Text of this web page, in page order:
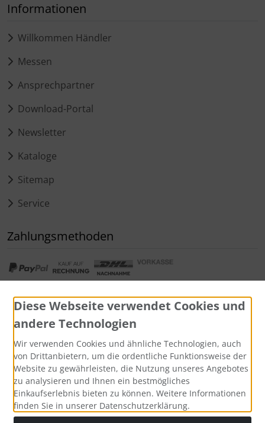
Informationen
Willkommen Händler
Messen
Ansprechpartner
Download-Portal
Newsletter
Kataloge
Sitemap
Service
Zahlungsmethoden
Diese Webseite verwendet Cookies und
andere Technologien
Wir verwenden Cookies und ähnliche Technologien, auch
von Drittanbietern, um die ordentliche Funktionsweise der
Website zu gewährleisten, die Nutzung unseres Angebotes
zu analysieren und Ihnen ein bestmögliches
Einkaufserlebnis bieten zu können. Weitere Informationen
finden Sie in unserer Datenschutzerklärung.